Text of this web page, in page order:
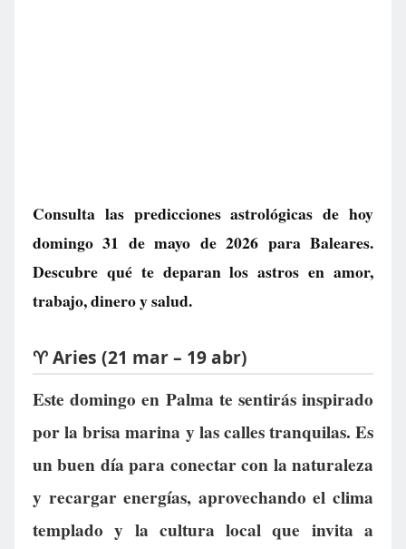
Consulta las predicciones astrológicas de hoy
domingo 31 de mayo de 2026 para Baleares.
Descubre qué te deparan los astros en amor,
trabajo, dinero y salud.
♈ Aries (21 mar – 19 abr)
Este domingo en Palma te sentirás inspirado
por la brisa marina y las calles tranquilas. Es
un buen día para conectar con la naturaleza
y recargar energías, aprovechando el clima
templado y la cultura local que invita a